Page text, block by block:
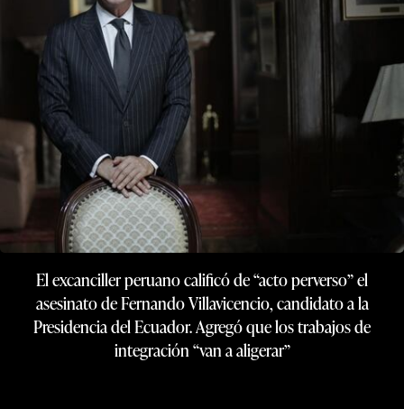
El excanciller peruano calificó de “acto perverso” el
asesinato de Fernando Villavicencio, candidato a la
Presidencia del Ecuador. Agregó que los trabajos de
integración “van a aligerar”